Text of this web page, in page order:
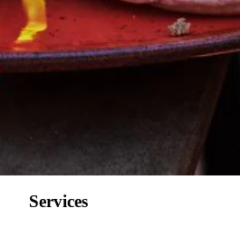
Services